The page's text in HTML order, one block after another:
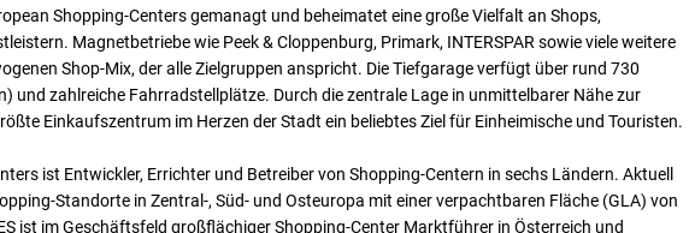
Shopping-Centers gemanagt und beheimatet eine große Vielfalt an Shops,
Magnetbetriebe wie Peek & Cloppenburg, Primark, INTERSPAR sowie viele weitere
Shop-Mix, der alle Zielgruppen anspricht. Die Tiefgarage verfügt über rund 730
und zahlreiche Fahrradstellplätze. Durch die zentrale Lage in unmittelbarer Nähe zur
Einkaufszentrum im Herzen der Stadt ein beliebtes Ziel für Einheimische und Touristen.
ist Entwickler, Errichter und Betreiber von Shopping-Centern in sechs Ländern. Aktuell
Standorte in Zentral-, Süd- und Osteuropa mit einer verpachtbaren Fläche (GLA) von
ist im Geschäftsfeld großflächiger Shopping-Center Marktführer in Österreich und